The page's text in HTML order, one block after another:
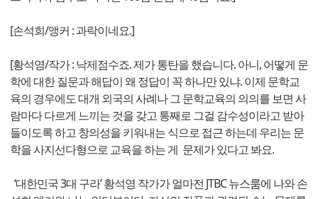
[손석희/앵커 : 과락이네요.]
[황석영/작가 : 낙제점수죠. 제가 통탄을 했습니다. 아니, 어떻게 문
학에 대한 질문과 해답이 왜 정답이 꼭 하나만 있냐. 이제 문학교
육의 경우에도 대개 외국의 사례나 그 문학교육의 의의를 보면 사
람마다 다르게 느끼는 것을 갖고 통째로 그걸 감수성이라고 받아
들이도록 하고 창의성을 키워내는 식으로 접근 하는데 우리는 문
학을 사지선다형으로 교육을 하는 게 문제가 있다고 봐요.
‘대한민국 3대 구라’ 황석영 작가가 얼마전 JTBC 뉴스룸에 나와 손